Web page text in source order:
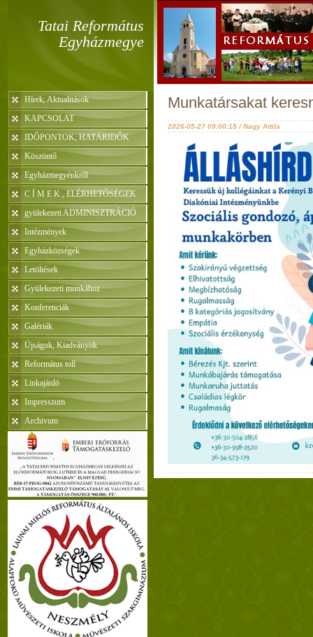
Tatai Református
Egyházmegye
Hírek, Aktualitások
KAPCSOLAT
IDŐPONTOK, HATÁRIDŐK
Köszöntő
Egyházmegyénkről
C Í M E K , ELÉRHETŐSÉGEK
gyülekezeti ADMINISZTRÁCIÓ
Intézmények
Egyházközségek
Letöltések
Gyülekezeti munkához
Konferenciák
Galériák
Újságok, Kiadványok
Református toll
Linkajánló
Impresszum
Archivum
Munkatársakat
2026-05-27 09:00:15 / Nagy Attila